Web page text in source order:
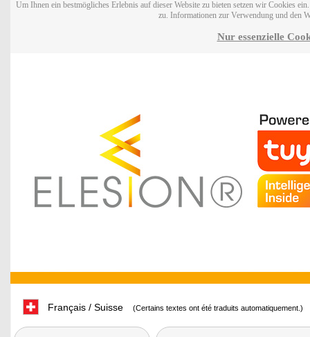
Um Ihnen ein bestmögliches Erlebnis auf dieser Website zu bieten setzen wir Cookies
zu. Informationen zur Verwendung und den
Nur essenzielle
Français / Suisse (Certains textes ont été traduits automatiquement.)